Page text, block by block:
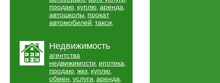
продаю, куплю, аренда,
автошколы, прокат
автомобилей, такси,
Недвижимость
агентства
недвижимости, ипотека,
продаю, жкх, куплю,
обмен, услуги, аренда,